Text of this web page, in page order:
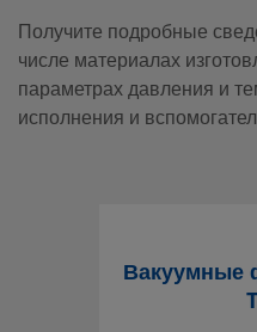
Получите подробные
числе материалах
параметрах давления и
исполнения и
Вакуумные